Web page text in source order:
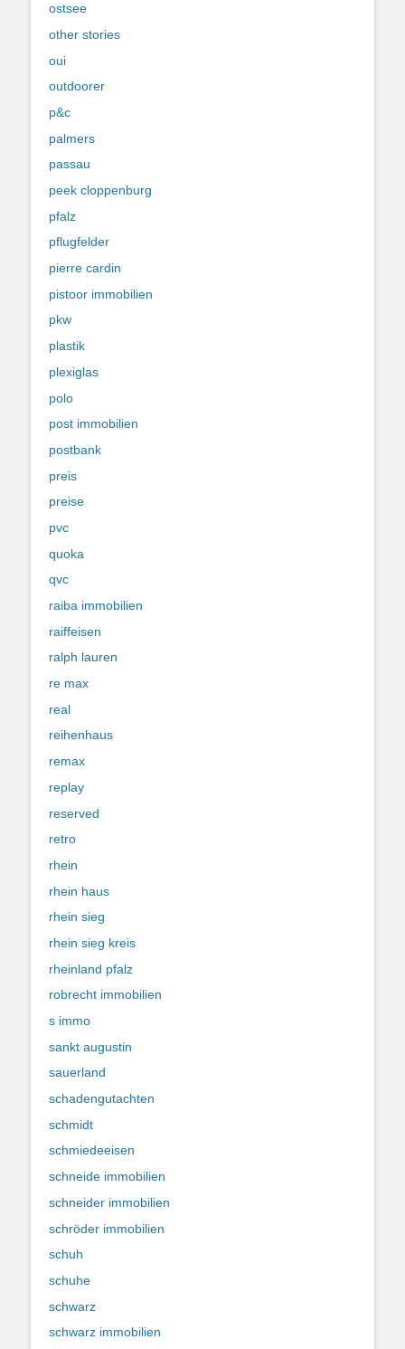
ostsee
other stories
oui
outdoorer
p&c
palmers
passau
peek cloppenburg
pfalz
pflugfelder
pierre cardin
pistoor immobilien
pkw
plastik
plexiglas
polo
post immobilien
postbank
preis
preise
pvc
quoka
qvc
raiba immobilien
raiffeisen
ralph lauren
re max
real
reihenhaus
remax
replay
reserved
retro
rhein
rhein haus
rhein sieg
rhein sieg kreis
rheinland pfalz
robrecht immobilien
s immo
sankt augustin
sauerland
schadengutachten
schmidt
schmiedeeisen
schneide immobilien
schneider immobilien
schröder immobilien
schuh
schuhe
schwarz
schwarz immobilien